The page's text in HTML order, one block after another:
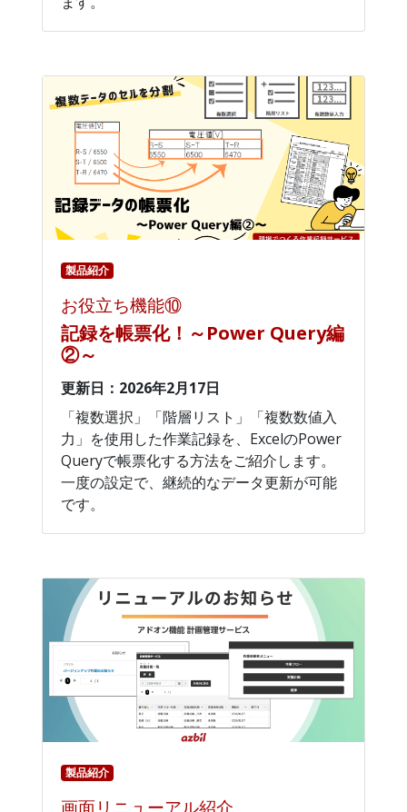
製品紹介
お役立ち機能⑩
記録を帳票化！～Power Query編
②～
更新日：2026年2月17日
「複数選択」「階層リスト」「複数数値入
力」を使用した作業記録を、ExcelのPower
Queryで帳票化する方法をご紹介します。
一度の設定で、継続的なデータ更新が可能
です。
製品紹介
画面リニューアル紹介